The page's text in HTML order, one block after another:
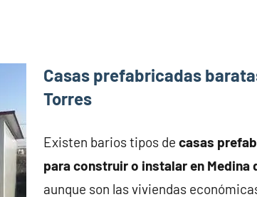
Casas prefabricadas
Torres
Existen barios tipos de casas
para construir o instalar en Medina
aunque son las viviendas